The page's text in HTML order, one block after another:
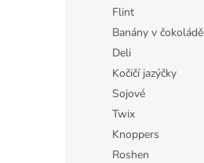
Flint
Banány v čokoládě
Deli
Kočičí jazýčky
Sojové
Twix
Knoppers
Roshen